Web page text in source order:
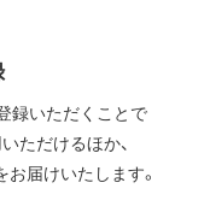
録いただくことで
ただけるほか、
届けいたします。